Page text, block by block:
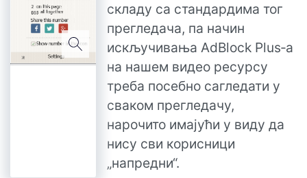
складу са стандардима тог
прегледача, па начин
искључивања AdBlock Plus‑а
на нашем видео ресурсу
треба посебно сагледати у
сваком прегледачу,
нарочито имајући у виду да
нису сви корисници
„напредни“.